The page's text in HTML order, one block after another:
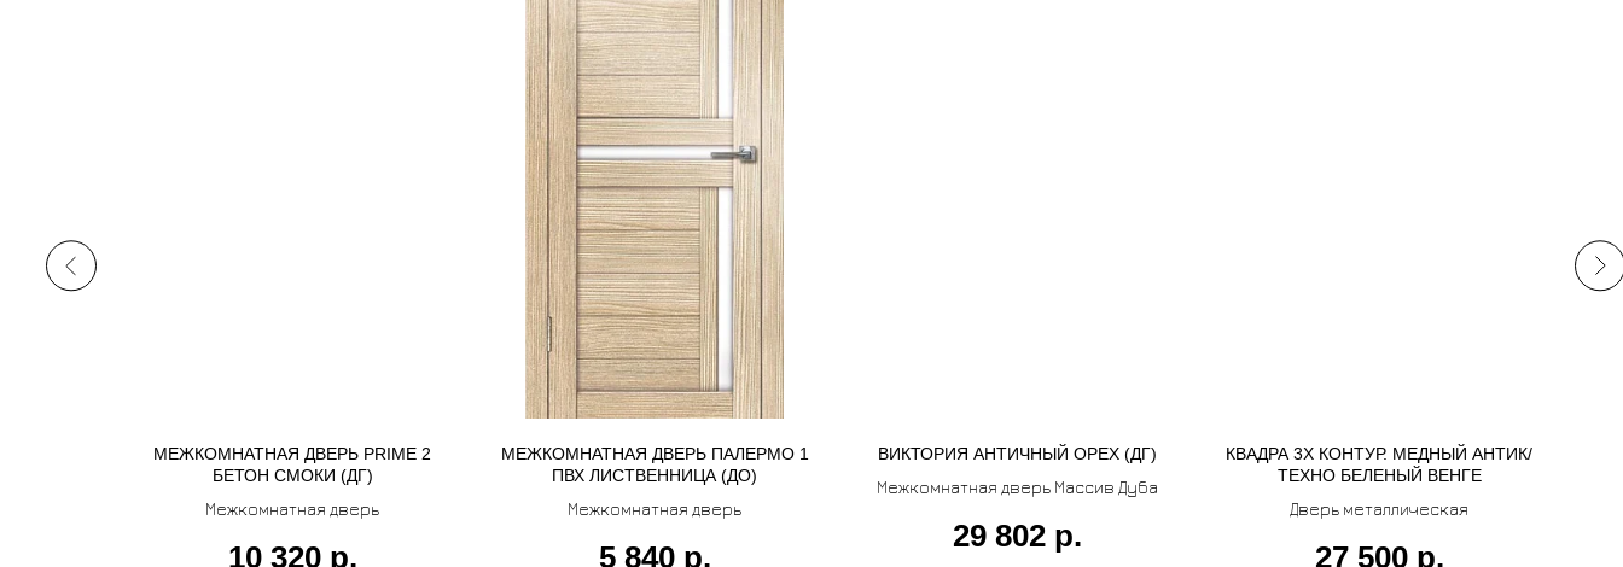
МЕЖКОМНАТНАЯ ДВЕРЬ PRIME 2
БЕТОН СМОКИ (ДГ)
Межкомнатная дверь
10 320 р.
МЕЖКОМНАТНАЯ ДВЕРЬ ПАЛЕРМО 1
ПВХ ЛИСТВЕННИЦА (ДО)
Межкомнатная дверь
5 840 р.
ВИКТОРИЯ АНТИЧНЫЙ ОРЕХ (ДГ)
Межкомнатная дверь Массив Дуба
29 802 р.
КВАДРА 3Х КОНТУР. МЕДНЫЙ АНТИК/
ТЕХНО БЕЛЕНЫЙ ВЕНГЕ
Дверь металлическая
27 500 р.